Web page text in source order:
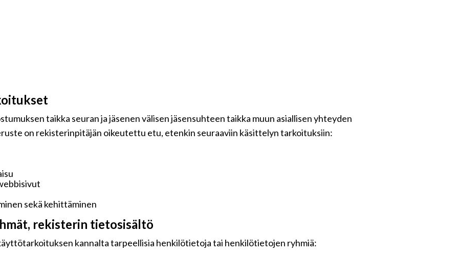
taikka seuran ja jäsenen välisen jäsensuhteen taikka muun asiallisen yhteyden
on rekisterinpitäjän oikeutettu etu, etenkin seuraaviin käsittelyn tarkoituksiin:
sekä kehittäminen
rekisterin tietosisältö
kannalta tarpeellisia henkilötietoja tai henkilötietojen ryhmiä: